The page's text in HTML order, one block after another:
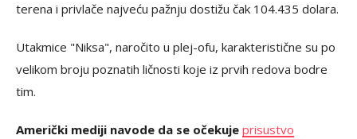
terena i privlače najveću pažnju dostižu čak 104.435 dolara.
Utakmice "Niksa", naročito u plej-ofu, karakteristične su po
velikom broju poznatih ličnosti koje iz prvih redova bodre
tim.
Američki mediji navode da se očekuje prisustvo